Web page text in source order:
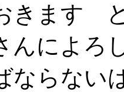
きます
んによろ
ならない